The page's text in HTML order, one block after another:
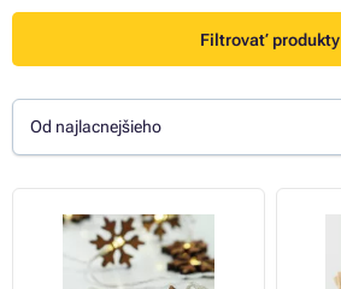
Filtrovať produkty
Od najlacnejšieho